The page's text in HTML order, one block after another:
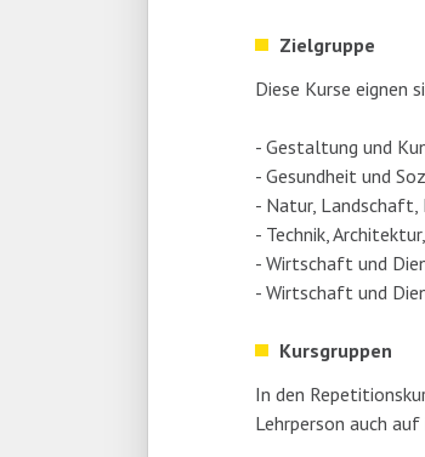
Zielgruppe
Diese Kurse eignen
- Gestaltung und
- Gesundheit und
- Natur,
- Technik,
- Wirtschaft und
- Wirtschaft und
Kursgruppen
In den
Lehrperson auch